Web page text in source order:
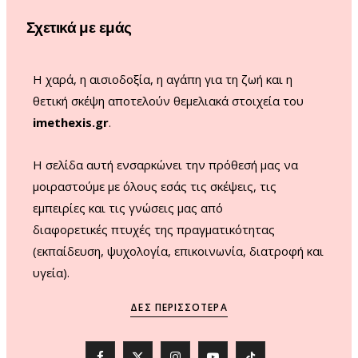
Σχετικά με εμάς
Η χαρά, η αισιοδοξία, η αγάπη για τη ζωή και η
θετική σκέψη αποτελούν θεμελιακά στοιχεία του
imethexis.gr.
H σελίδα αυτή ενσαρκώνει την πρόθεσή μας να
μοιραστούμε με όλους εσάς τις σκέψεις, τις
εμπειρίες και τις γνώσεις μας από
διαφορετικές πτυχές της πραγματικότητας
(εκπαίδευση, ψυχολογία, επικοινωνία, διατροφή και
υγεία).
ΔΕΣ ΠΕΡΙΣΣΌΤΕΡΑ